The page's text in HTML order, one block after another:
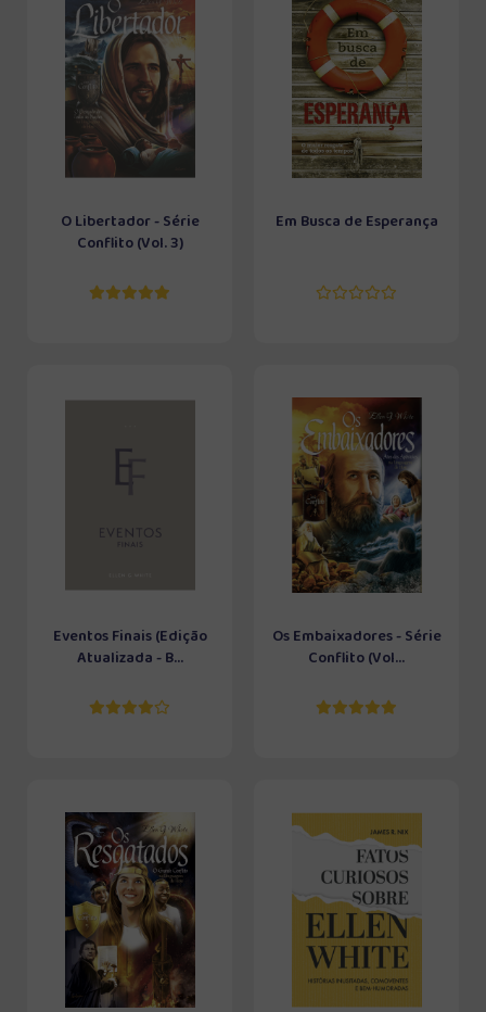
O Libertador - Série
Conflito (Vol. 3)
Em Busca de Esperança
Eventos Finais (Edição
Atualizada - B...
Os Embaixadores - Série
Conflito (Vol...